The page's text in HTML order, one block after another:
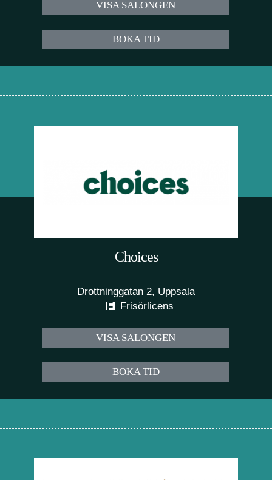
VISA SALONGEN
BOKA TID
Choices
Drottninggatan 2, Uppsala
Frisörlicens
VISA SALONGEN
BOKA TID